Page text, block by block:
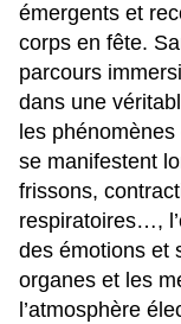
émergents et
corps en fête.
parcours
dans une
les
se manifestent
frissons,
respiratoires…,
des émotions et
organes et les
l’atmosphère